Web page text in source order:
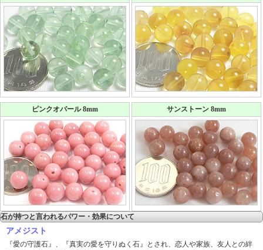
ピンクオパール 8mm サンストーン 8mm
石が持つと言われるパワー・効果について
アメジスト
『愛の守護石』、『真実の愛を守りぬく石』とされ、恋人や家族、友人との絆